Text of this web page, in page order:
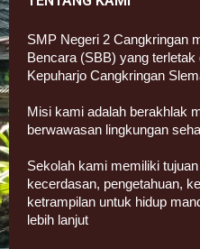
SMP Negeri 2 Cangkringan
Bencara (SBB) yang
Kepuharjo Cangkringan
Misi kami adalah berakhlak
berwawasan lingkungan
Sekolah kami memiliki
kecerdasan, pengetahuan,
ketrampilan untuk hidup
lebih lanjut